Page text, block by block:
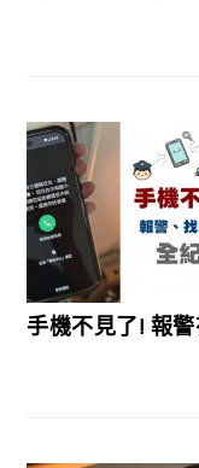
手機不見了! 報